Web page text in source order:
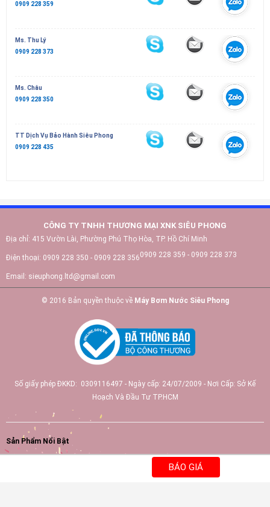
BÁO GIÁ
0909 228 359
Ms. Thu Lý
0909 228 373
Ms. Châu
0909 228 350
TT Dịch Vụ Bảo Hành Siêu Phong
0909 228 435
CÔNG TY TNHH THƯƠNG MẠI XNK SIÊU PHONG
Địa chỉ: 415 Vườn Lài, Phường Phú Thọ Hòa, TP. Hồ Chí Minh
Điện thoại: 0909 228 350 - 0909 228 3560909 228 359 - 0909 228 373
Email: sieuphong.ltd@gmail.com
© 2016 Bản quyền thuộc về Máy Bơm Nước Siêu Phong
Số giấy phép ĐKKD: 0309116497 - Ngày cấp: 24/07/2009 - Nơi Cấp: Sở Kế
Hoạch Và Đầu Tư TP.HCM
Sản Phẩm Nổi Bật
|Máy bơm chìm nước thải
Bình Tích Áp Aquasystem